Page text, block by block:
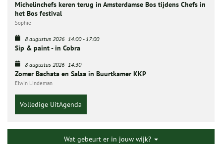
Michelinchefs keren terug in Amsterdamse Bos tijdens Chefs in
het Bos festival
Sophie
8 augustus 2026 14:00- 17:00
Sip & paint - in Cobra
8 augustus 2026 14:30
Zomer Bachata en Salsa in Buurtkamer KKP
Elwin Lindeman
Volledige UitAgenda
Wat gebeurt er in jouw wijk?